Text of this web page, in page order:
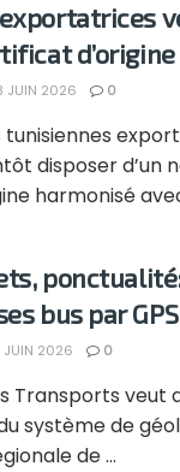
JUIN 2026 0
tunisiennes
disposer d’un
harmonisé
bus par GPS
JUIN 2026 0
Transports veut
système de
de ...